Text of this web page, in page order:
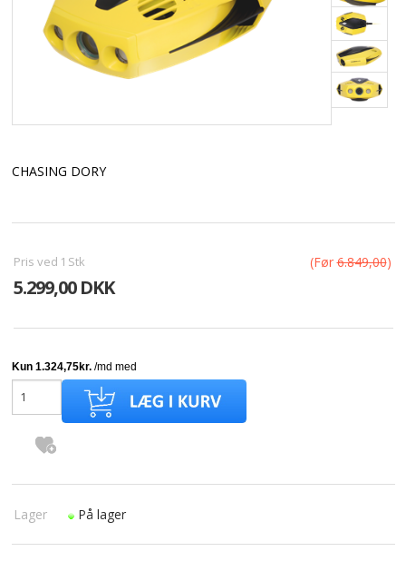
CHASING DORY
Pris ved 1 Stk (Før6.849,00)
5.299,00 DKK
Lager På lager